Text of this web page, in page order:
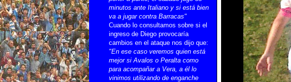
minutos ante Italiano y si está bien
va a jugar contra Barracas"
Cuando lo consultamos sobre si el
ingreso de Diego provocaría
cambios en el ataque nos dijo que:
"En ese caso veremos quien está
mejor si Avalos o Peralta como
para acompañar a Vera, a él lo
vinimos utilizando de enganche